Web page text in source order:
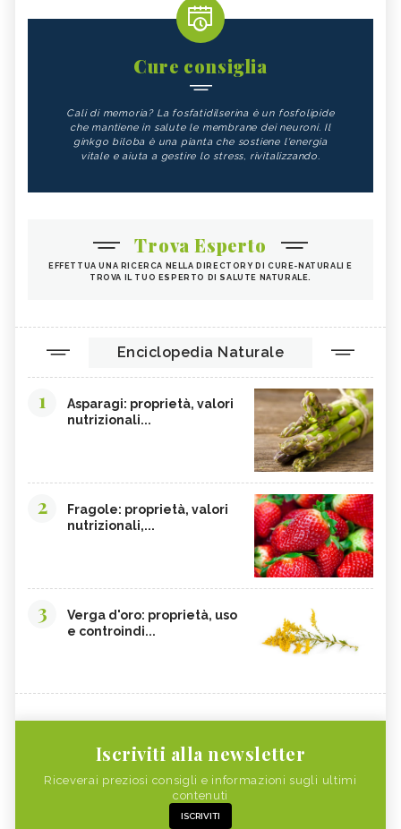
Cure consiglia
Cali di memoria? La fosfatidilserina è un fosfolipide
che mantiene in salute le membrane dei neuroni. Il
ginkgo biloba è una pianta che sostiene l'energia
vitale e aiuta a gestire lo stress, rivitalizzando.
Trova Esperto
EFFETTUA UNA RICERCA NELLA DIRECTORY DI CURE-NATURALI E
TROVA IL TUO ESPERTO DI SALUTE NATURALE.
Enciclopedia Naturale
1
Asparagi: proprietà, valori
nutrizionali...
2
Fragole: proprietà, valori
nutrizionali,...
3
Verga d'oro: proprietà, uso
e controindi...
Iscriviti alla newsletter
Riceverai preziosi consigli e informazioni sugli ultimi
contenuti
ISCRIVITI